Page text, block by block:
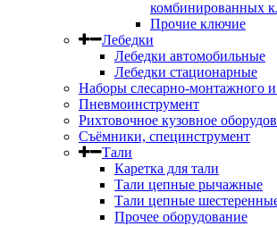
комбинированных
Прочие ключие
Лебедки
Лебедки автомобильные
Лебедки стационарные
Наборы слесарно-монтажного и
Пневмоинструмент
Рихтовочное кузовное
Съёмники, специнструмент
Тали
Каретка для тали
Тали цепные рычажные
Тали цепные
Прочее оборудование